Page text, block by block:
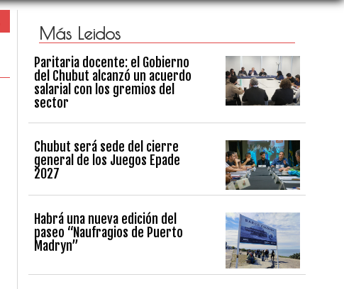
Más Leidos
Paritaria docente: el Gobierno
del Chubut alcanzó un acuerdo
salarial con los gremios del
sector
Chubut será sede del cierre
general de los Juegos Epade
2027
Habrá una nueva edición del
paseo “Naufragios de Puerto
Madryn”